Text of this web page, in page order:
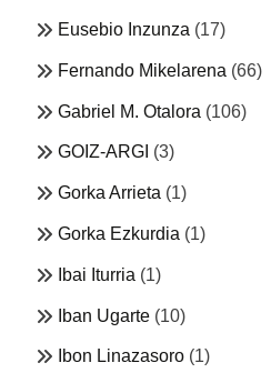
Eusebio Inzunza (17)
Fernando Mikelarena (66)
Gabriel M. Otalora (106)
GOIZ-ARGI (3)
Gorka Arrieta (1)
Gorka Ezkurdia (1)
Ibai Iturria (1)
Iban Ugarte (10)
Ibon Linazasoro (1)